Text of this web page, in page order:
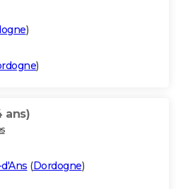
)
)
ans)
(Dordogne)